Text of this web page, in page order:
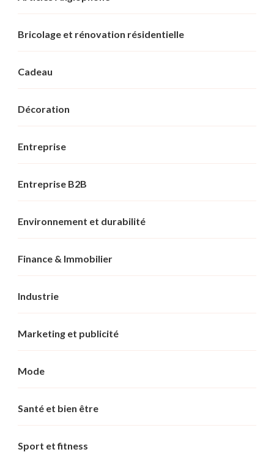
Bricolage et rénovation résidentielle
Cadeau
Décoration
Entreprise
Entreprise B2B
Environnement et durabilité
Finance & Immobilier
Industrie
Marketing et publicité
Mode
Santé et bien être
Sport et fitness